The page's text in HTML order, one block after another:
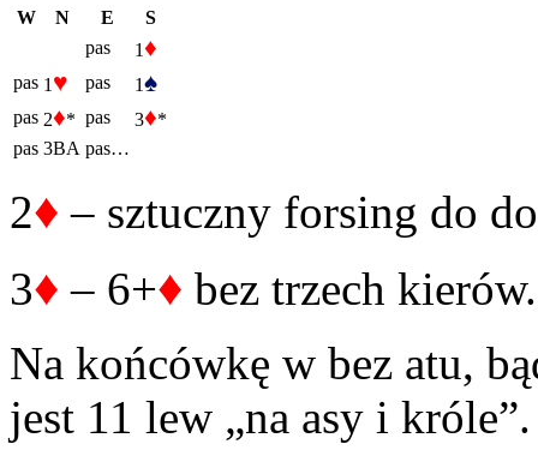
W N E
S
pas
1♦
pas 1 ♥ pas 1♠
pas 2♦* pas 3♦*
pas 3BA pas…
2♦ – sztuczny forsing do
3♦ – 6+♦ bez trzech kierów.
Na końcówkę w bez atu,
jest 11 lew „na asy i króle”.